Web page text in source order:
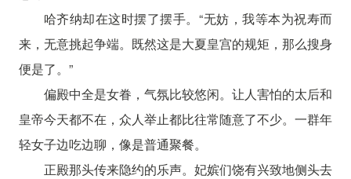
哈齐纳却在这时摆了摆手。“无妨，我等本为祝寿而
来，无意挑起争端。既然这是大夏皇宫的规矩，那么搜身
便是了。”
偏殿中全是女眷，气氛比较悠闲。让人害怕的太后和
皇帝今天都不在，众人举止都比往常随意了不少。一群年
轻女子边吃边聊，像是普通聚餐。
正殿那头传来隐约的乐声。妃嫔们饶有兴致地侧头去